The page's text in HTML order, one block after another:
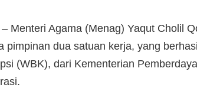
– Menteri Agama (Menag) Yaqut Cholil
pimpinan dua satuan kerja, yang
(WBK), dari Kementerian